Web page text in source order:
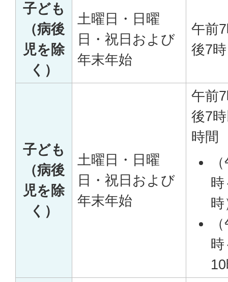
子ども
（病後
児を除
く）
土曜日・日曜
日・祝日および
年末年始
午前
後7時
子ども
（病後
児を除
く）
土曜日・日曜
日・祝日および
年末年始
午前
後7
時間
時
時
時